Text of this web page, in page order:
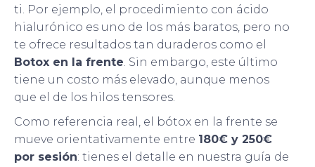
ti. Por ejemplo, el procedimiento con ácido
hialurónico es uno de los más baratos, pero no
te ofrece resultados tan duraderos como el
Botox en la frente. Sin embargo, este último
tiene un costo más elevado, aunque menos
que el de los hilos tensores.
Como referencia real, el bótox en la frente se
mueve orientativamente entre 180€ y 250€
por sesión: tienes el detalle en nuestra guía de